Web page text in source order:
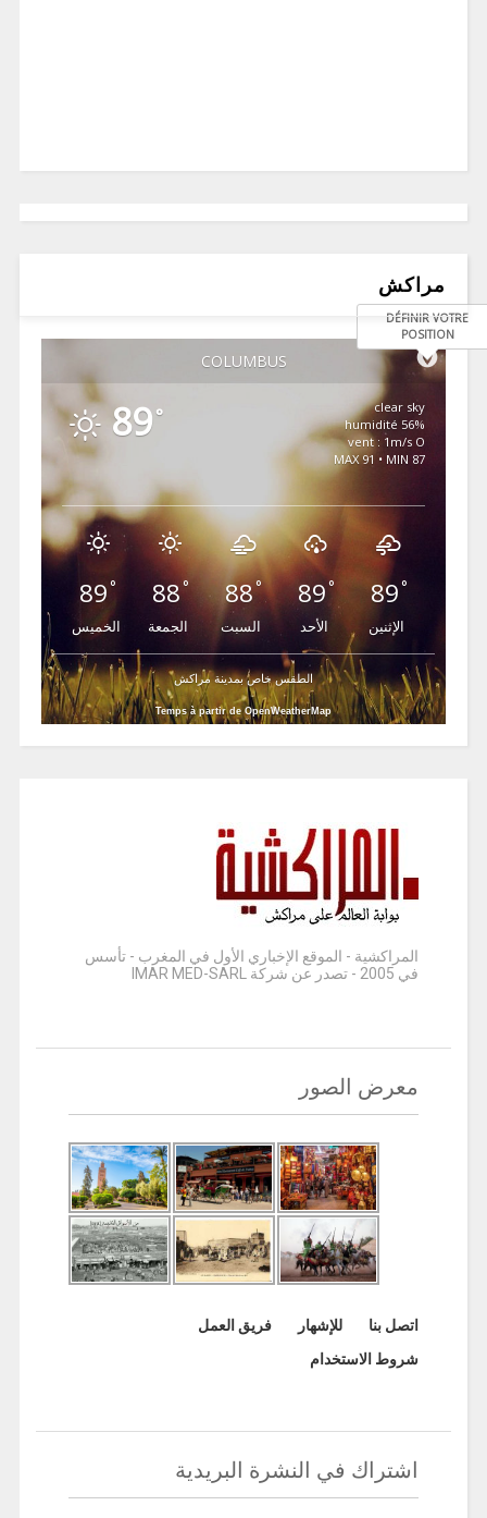
مراكش
COLUMBUS
DÉFINIR VOTRE
POSITION
89 °
clear sky
56% humidité
vent : 1m/s O
MAX 91 • MIN 87
89°
الخميس
88°
الجمعة
88°
السبت
89°
الأحد
89°
الإثنين
الطقس خاص بمدينة مراكش
Temps à partir de OpenWeatherMap
المراكشية - الموقع الإخباري الأول في المغرب - تأسس
في 2005 - تصدر عن شركة IMAR MED-SARL
معرض الصور
اتصل بنا للإشهار
فريق العمل
شروط الاستخدام
اشتراك في النشرة البريدية